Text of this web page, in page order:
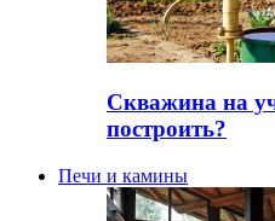
Скважина на
построить?
Печи и камины